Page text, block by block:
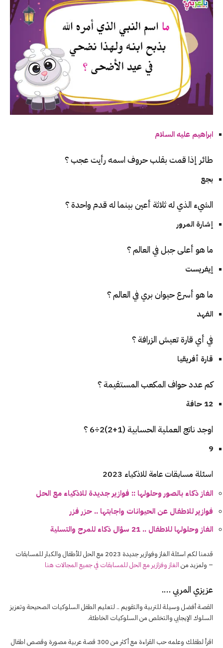
ابراهيم عليه السلام
طائر إذا قمت بقلب حروف اسمه رأيت عجب ؟
بجع
الشيء الذي له ثلاثة أعين بينما له قدم واحدة ؟
إشارة المرور
ما هو أعلى جبل في العالم ؟
إيفريست
ما هو أسرع حيوان بري في العالم ؟
الفهد
في أي قارة تعيش الزرافة ؟
قارة أفريقيا
كم عدد حواف المكعب المستقيمة ؟
12 حافة
اوجد ناتج العملية الحسابية (1+2)2÷6 ؟
9
اسئلة مسابقات عامة للاذكياء 2023
الغاز ذكاء بالصور وحلولها :: فوازير جديدة للاذكياء مع الحل
فوازير للاطفال عن الحيوانات واجابتها .. حزر فزر
الغاز وحلولها للاطفال .. 21 سؤال ذكاء للمرح والتسلية
قدمنا لكم اسئلة الغاز وفوازير جديدة 2023 مع الحل للأطفال والكبار للمسابقات
– ولمزيد من الغاز وفزازير مع الحل للمسابقات في جميع المجالات هنا
عزيزي المربي ….
القصة أفضل وسيلة للتربية والتقويم .. لتعليم الطفل السلوكيات الصحيحة وتعزيز
السلوك الإيجابي والتخلص من السلوكيات الخاطئة.
اقرأ لطفلك وعلمه حب القراءة مع أكثر من 300 قصة عربية مصورة وقصص اطفال